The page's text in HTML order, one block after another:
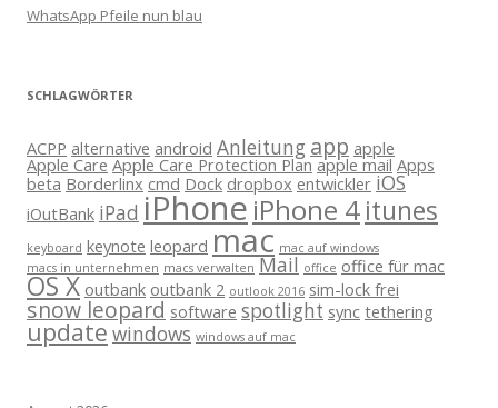
WhatsApp Pfeile nun blau
SCHLAGWÖRTER
ACPP alternative android Anleitung app apple
Apple Care Apple Care Protection Plan apple mail Apps
beta Borderlinx cmd Dock dropbox entwickler iOS
iOutBank iPad iPhone iPhone 4itunes
keyboard keynote leopard mac mac auf windows
macs in unternehmen macs verwalten Mail office office für mac
OS X outbank outbank 2 outlook 2016 sim-lock frei
snow leopard software spotlight sync tethering
update windows windows auf mac